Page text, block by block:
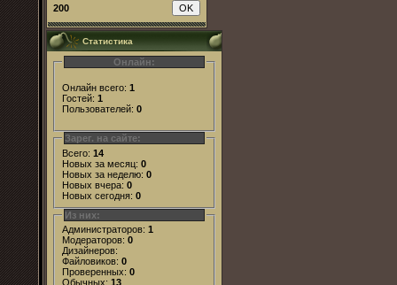
200
Статистика
Онлайн:
Онлайн всего: 1
Гостей: 1
Пользователей: 0
Зарег. на сайте:
Всего: 14
Новых за месяц: 0
Новых за неделю: 0
Новых вчера: 0
Новых сегодня: 0
Из них:
Администраторов: 1
Модераторов: 0
Дизайнеров:
Файловиков: 0
Проверенных: 0
Обычных: 13